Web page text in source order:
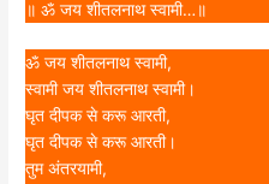
॥ ॐ जय शीतलनाथ स्वामी…॥
ॐ जय शीतलनाथ स्वामी,
स्वामी जय शीतलनाथ स्वामी।
घृत दीपक से करू आरती,
घृत दीपक से करू आरती।
तुम अंतरयामी,